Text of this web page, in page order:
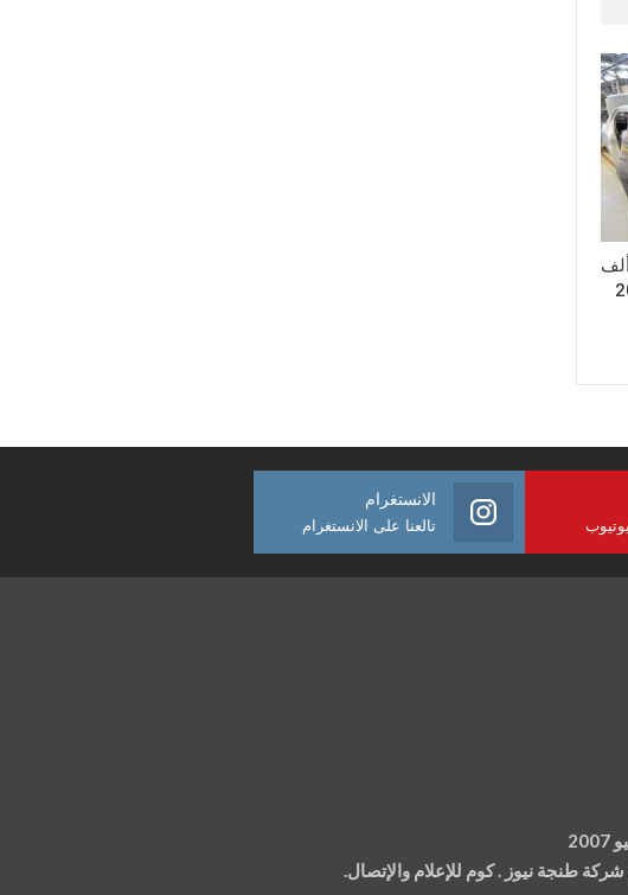
بطنجة ينتج 151 ألف
الانستغرام
تالعنا على الانستغرام
طنجة نيوز . كوم للإعلام والإتصال.